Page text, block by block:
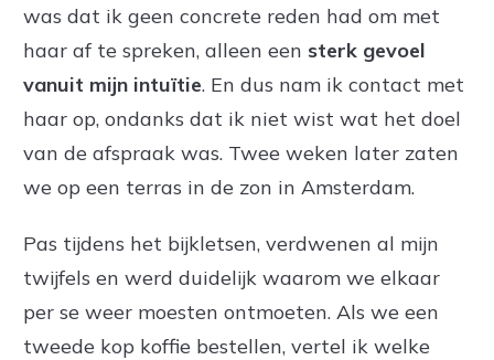
was dat ik geen concrete reden had om met
haar af te spreken, alleen een sterk gevoel
vanuit mijn intuïtie. En dus nam ik contact met
haar op, ondanks dat ik niet wist wat het doel
van de afspraak was. Twee weken later zaten
we op een terras in de zon in Amsterdam.
Pas tijdens het bijkletsen, verdwenen al mijn
twijfels en werd duidelijk waarom we elkaar
per se weer moesten ontmoeten. Als we een
tweede kop koffie bestellen, vertel ik welke